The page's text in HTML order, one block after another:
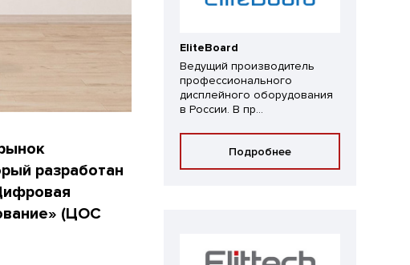
разработан
(ЦОС
EliteBoard
Ведущий производитель
профессионального
дисплейного оборудования
в России. В пр...
Подробнее